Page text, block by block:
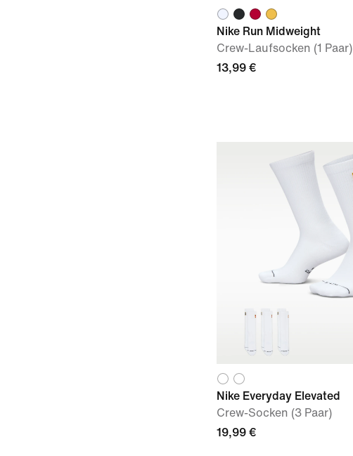
Nike Run Midweight
Crew-Laufsocken (1 Paar)
13,99 €
Nike Everyday Elevated
Crew-Socken (3 Paar)
19,99 €